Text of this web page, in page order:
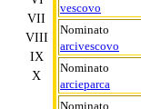
vescovo
Nominato
arcivescovo
Nominato
arcieparca
Nominato
VII
VIII
IX
X